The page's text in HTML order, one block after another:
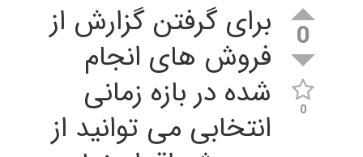
0
0
برای گرفتن گزارش از
فروش های انجام
شده در بازه زمانی
انتخابی می توانید از